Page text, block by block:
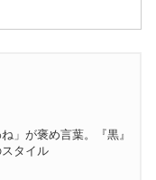
」が褒め言葉。『黒』
タイル